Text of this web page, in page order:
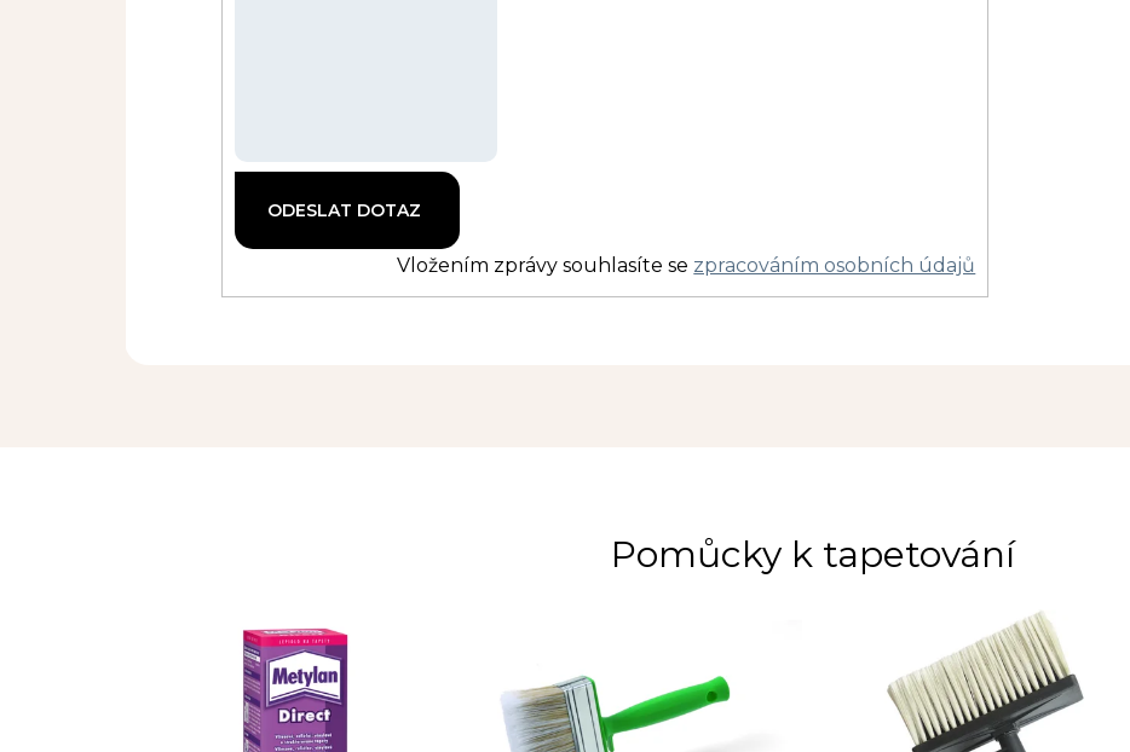
Vložením zprávy souhlasíte se zpracováním osobních údajů
Pomůcky k tapetování